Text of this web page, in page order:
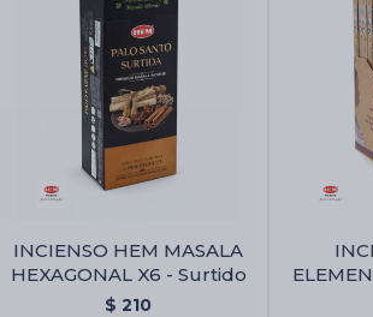
INCIENSO HEM MASALA
HEXAGONAL X6 - Surtido
$ 210